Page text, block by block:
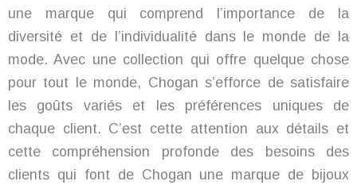
une marque qui comprend l’importance de la
diversité et de l’individualité dans le monde de la
mode. Avec une collection qui offre quelque chose
pour tout le monde, Chogan s’efforce de satisfaire
les goûts variés et les préférences uniques de
chaque client. C’est cette attention aux détails et
cette compréhension profonde des besoins des
clients qui font de Chogan une marque de bijoux